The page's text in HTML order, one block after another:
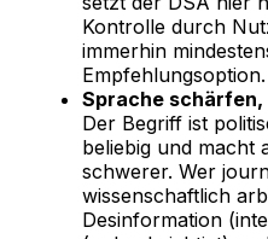
Kontrolle durch
immerhin
Empfehlungsoption.
Sprache schärfen,
Der Begriff ist
beliebig und macht
schwerer. Wer
wissenschaftlich
Desinformation